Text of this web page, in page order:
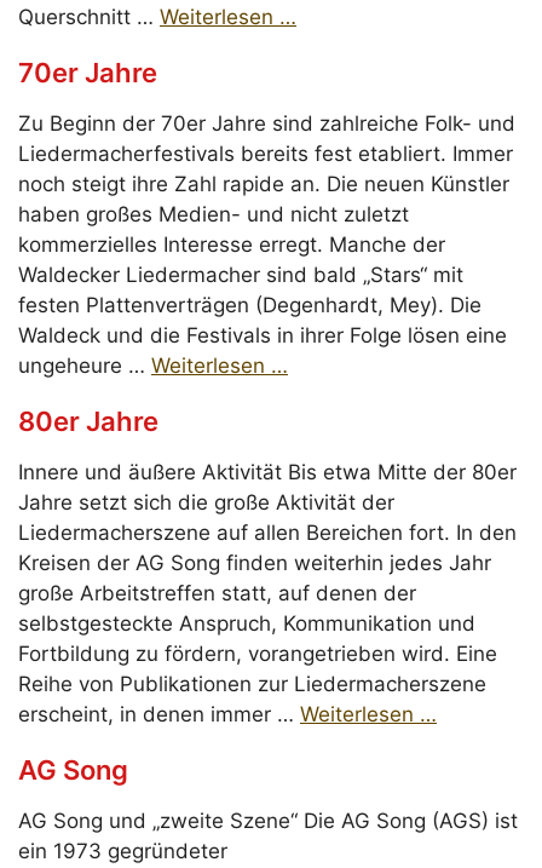
Querschnitt … Weiterlesen …
70er Jahre
Zu Beginn der 70er Jahre sind zahlreiche Folk- und
Liedermacherfestivals bereits fest etabliert. Immer
noch steigt ihre Zahl rapide an. Die neuen Künstler
haben großes Medien- und nicht zuletzt
kommerzielles Interesse erregt. Manche der
Waldecker Liedermacher sind bald „Stars“ mit
festen Plattenverträgen (Degenhardt, Mey). Die
Waldeck und die Festivals in ihrer Folge lösen eine
ungeheure … Weiterlesen …
80er Jahre
Innere und äußere Aktivität Bis etwa Mitte der 80er
Jahre setzt sich die große Aktivität der
Liedermacherszene auf allen Bereichen fort. In den
Kreisen der AG Song finden weiterhin jedes Jahr
große Arbeitstreffen statt, auf denen der
selbstgesteckte Anspruch, Kommunikation und
Fortbildung zu fördern, vorangetrieben wird. Eine
Reihe von Publikationen zur Liedermacherszene
erscheint, in denen immer … Weiterlesen …
AG Song
AG Song und „zweite Szene“ Die AG Song (AGS) ist
ein 1973 gegründeter